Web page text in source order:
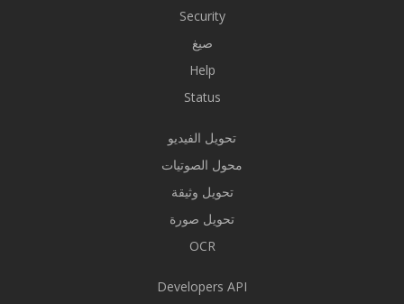
Security
صيغ
Help
Status
تحويل الفيديو
محول الصوتيات
تحويل وثيقة
تحويل صورة
OCR
Developers API